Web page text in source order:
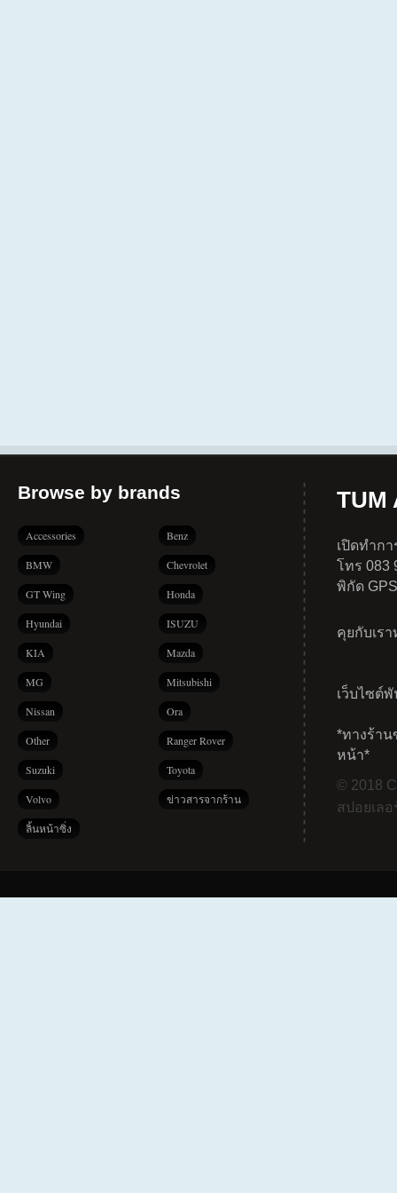
Browse by brands
Accessories Benz
BMW Chevrolet
GT Wing Honda
Hyundai ISUZU
KIA Mazda
MG Mitsubishi
Nissan Ora
Other Ranger Rover
Suzuki Toyota
Volvo ข่าวสารจากร้าน
ลิ้นหน้าซิ่ง
TUM
เปิดทำก
โทร 083
พิกัด
คุยกับเร
เว็บไซต์
*ทางร้าน
หน้า*
© 2018
สปอยเล